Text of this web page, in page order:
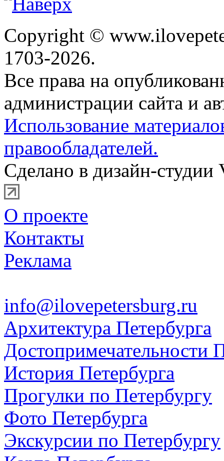
Copyright ©
1703-2026.
Все права на
администрации сайта и
Использование
правообладателей.
Сделано в дизайн-студии
О проекте
Контакты
Реклама
info@ilovepetersburg.ru
Архитектура Петербурга
Достопримечательности
История Петербурга
Прогулки по Петербургу
Фото Петербурга
Экскурсии по Петербургу